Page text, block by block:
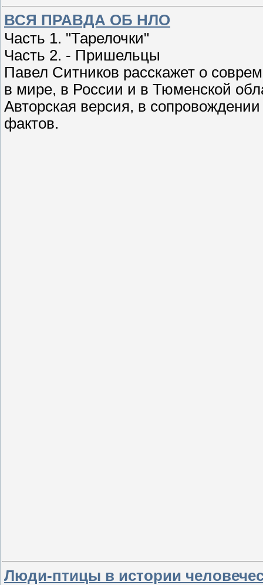
ВСЯ ПРАВДА ОБ НЛО
Часть 1. "Тарелочки"
Часть 2. - Пришельцы
Павел Ситников расскажет о
в мире, в России и в Тюменской
Авторская версия, в
фактов.
Люди-птицы в истории